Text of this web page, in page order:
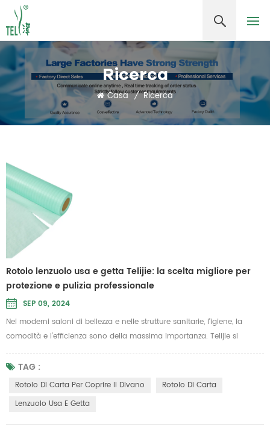
Ricerca
Casa / Ricerca
Rotolo lenzuolo usa e getta Telijie: la scelta migliore per
protezione e pulizia professionale
SEP 09, 2024
Nei moderni saloni di bellezza e nelle strutture sanitarie, l’igiene, la
comodità e l’efficienza sono della massima importanza. Telijie si
impegna a fornire soluzioni di cura di alto livello e il nostro rotolo di
lenzuola usa e getta è specificamente progettato per soddisfare queste
esigenze. È ideale per l'uso in scenari di bellezza, massaggi e visite
TAG :
Rotolo Di Carta Per Coprire Il Divano
Rotolo Di Carta
Lenzuolo Usa E Getta